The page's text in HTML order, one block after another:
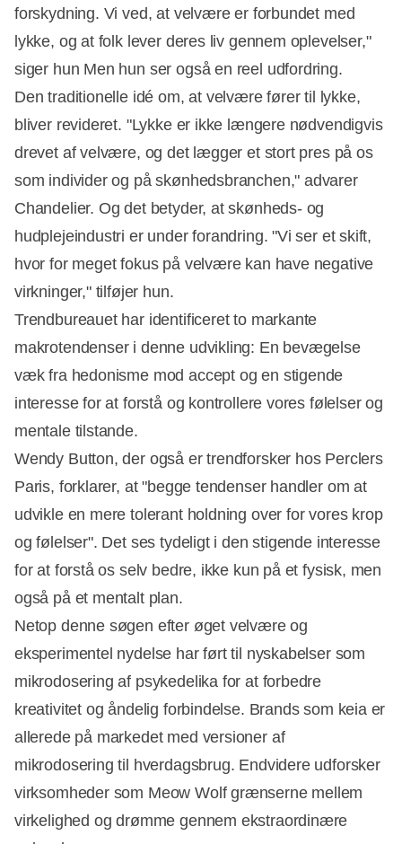
forskydning. Vi ved, at velvære er forbundet med
lykke, og at folk lever deres liv gennem oplevelser,"
siger hun Men hun ser også en reel udfordring.
Den traditionelle idé om, at velvære fører til lykke,
bliver revideret. "Lykke er ikke længere nødvendigvis
drevet af velvære, og det lægger et stort pres på os
som individer og på skønhedsbranchen," advarer
Chandelier. Og det betyder, at skønheds- og
hudplejeindustri er under forandring. "Vi ser et skift,
hvor for meget fokus på velvære kan have negative
virkninger," tilføjer hun.
Trendbureauet har identificeret to markante
makrotendenser i denne udvikling: En bevægelse
væk fra hedonisme mod accept og en stigende
interesse for at forstå og kontrollere vores følelser og
mentale tilstande.
Wendy Button, der også er trendforsker hos Perclers
Paris, forklarer, at "begge tendenser handler om at
udvikle en mere tolerant holdning over for vores krop
og følelser". Det ses tydeligt i den stigende interesse
for at forstå os selv bedre, ikke kun på et fysisk, men
også på et mentalt plan.
Netop denne søgen efter øget velvære og
eksperimentel nydelse har ført til nyskabelser som
mikrodosering af psykedelika for at forbedre
kreativitet og åndelig forbindelse. Brands som keia er
allerede på markedet med versioner af
mikrodosering til hverdagsbrug. Endvidere udforsker
virksomheder som Meow Wolf grænserne mellem
virkelighed og drømme gennem ekstraordinære